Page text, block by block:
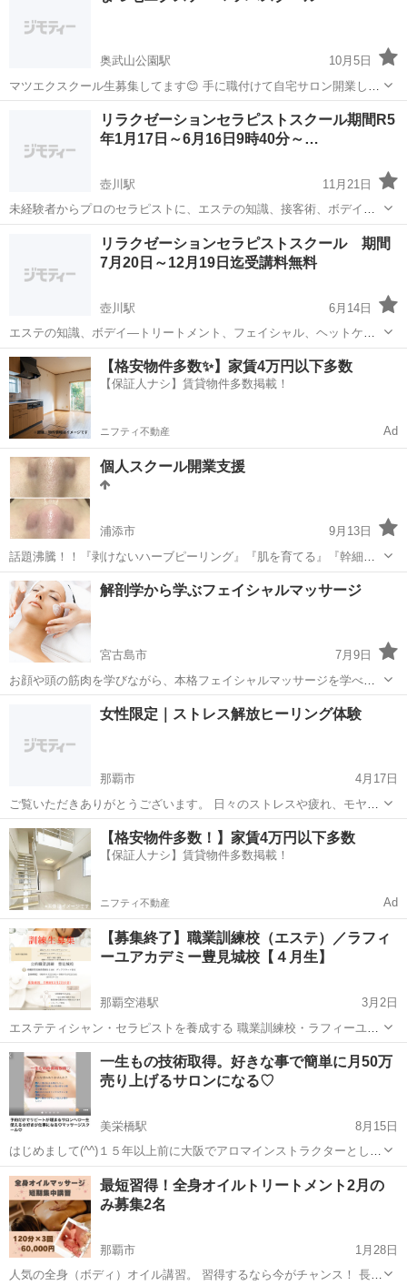
奥武山公園駅
10月5日
マツエクスクール生募集してます😊 手に職付けて自宅サロン開業しま
せんか？ スピードアップのコツや、つまずくポイントを見分け、スク
ール生ひとりひとりに合った適切な指導を行うため卒業時のレベルが
違います。 マンツーマンなの...
豊見城市 奥武山公園駅 エステ まつ毛エクステ
リラクゼーションセラピストスクール期間R5
年1月17日～6月16日9時40分～…
壺川駅
11月21日
未経験者からプロのセラピストに、エステの知識、接客術、ボデイー
トリートメント、フェイシャル、ヘットケア、フットケア施術トータ
ルで学びます、即現場で実践できる技術を 経験豊富な講師陣が指導い
たします。 求職者支援訓練校・受...
壺川駅 フットケア
リラクゼーションセラピストスクール 期間
7月20日～12月19日迄受講料無料
壺川駅
6月14日
エステの知識、ボデイ―トリートメント、フェイシャル、ヘットケ
ア、フットケア トータルで学びます、求職者支援訓練校・受講料無料
（教材費、ユニホーム代金7,645円）で学ぶことができます、 申し込
み締め切り6月21日迄
沖縄 那覇市 壺川駅 エステ フットケア
【格安物件多数✨】家賃4万円以下多数
【保証人ナシ】賃貸物件多数掲載！
ニフティ不動産 Ad
個人スクール開業支援
浦添市
9月13日
話題沸騰！！『剥けないハーブピーリング』『肌を育てる』『幹細
胞』のREVI。 ☆REVIってなに？ ☆REVIを取り扱いたい ☆サロンの
利益を上げたい そのような方へ『REVIとは』という所から丁寧にお教
え致します＾＾ サ...
沖縄 浦添市 エステ ピーリング
解剖学から学ぶフェイシャルマッサージ
宮古島市
7月9日
お顔や頭の筋肉を学びながら、本格フェイシャルマッサージを学べま
す。 筋肉を理解することで施術やお手入れが変わります！ お顔や頭は
副交感神経にとても関係する大切な場所！ リラックスやホルモンバラ
宮古島市 エステ
女性限定｜ストレス解放ヒーリング体験
那覇市
4月17日
ご覧いただきありがとうございます。 日々のストレスや疲れ、モヤモ
ヤを感じている方へ 心と体をゆるめるリラクゼーションセッションを
行っています。 ・なんとなく疲れが抜けない ・気持ちが不安定になり
やすい ・自...
沖縄 那覇市 エステ ヒーリング
【格安物件多数！】家賃4万円以下多数
【保証人ナシ】賃貸物件多数掲載！
ニフティ不動産 Ad
【募集終了】職業訓練校（エステ）／ラフィ
ーユアカデミー豊見城校【４月生】
那覇空港駅
3月2日
エステティシャン・セラピストを養成する 職業訓練校・ラフィーユア
カデミー 豊見城校【4月生】を募集しています✨ (募集終了いたしまし
た） 募集期間▶2/27（金）〜3/27（金） 訓練期間▶4/...
沖縄 豊見城市 那覇空港駅 エステ 職業訓練校
一生もの技術取得。好きな事で簡単に月50万
売り上げるサロンになる♡
美栄橋駅
8月15日
はじめまして(^^)１５年以上前に大阪でアロマインストラクターとして
専門学校で働かせて頂き、エステサロンを鹿児島県と沖縄県１０年以
上経営しているエステサロンオーナーのユンといいます(^^) スクール
のモットーは、 『あな...
沖縄 那覇市 美栄橋駅 エステ 手技
最短習得！全身オイルトリートメント2月の
み募集2名
那覇市
1月28日
人気の全身（ボディ）オイル講習。 習得するなら今がチャンス！ 長年